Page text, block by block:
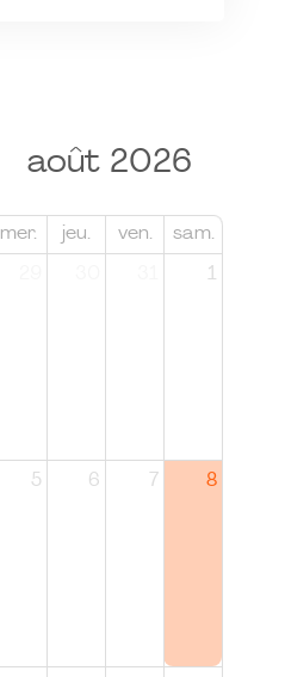
août 2026
mer. jeu. ven. sam.
1
5 6 7 8